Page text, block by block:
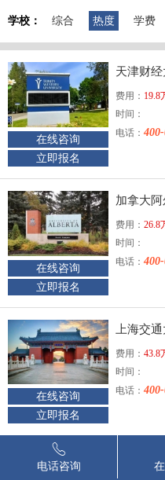
学校： 综合 热度 学费
在线咨询
立即报名
天津财
费用： 19.8
时间：
电话：
在线咨询
立即报名
加拿大
费用： 26.8
时间：
电话：
在线咨询
立即报名
上海交
费用： 43.8
时间：
电话：
江西财
电话咨询